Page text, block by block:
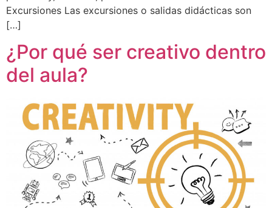
Excursiones Las excursiones o salidas didácticas son
[…]
¿Por qué ser creativo dentro
del aula?